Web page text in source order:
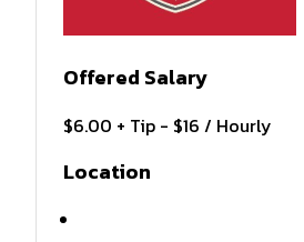
Offered Salary
$6.00 + Tip - $16 / Hourly
Location